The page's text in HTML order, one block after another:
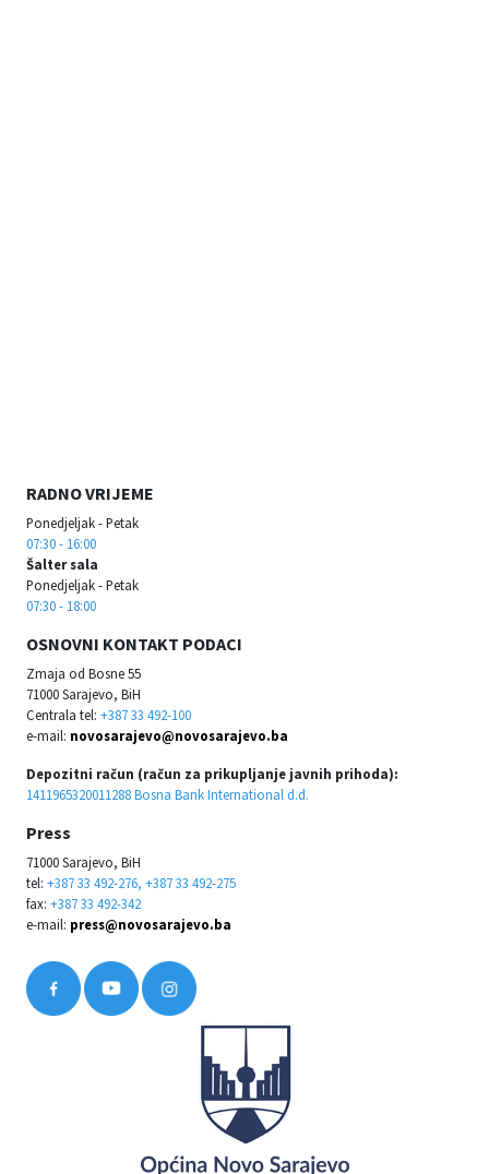
RADNO VRIJEME
Ponedjeljak - Petak
07:30 - 16:00
Šalter sala
Ponedjeljak - Petak
07:30 - 18:00
OSNOVNI KONTAKT PODACI
Zmaja od Bosne 55
71000 Sarajevo, BiH
Centrala tel: +387 33 492-100
e-mail: novosarajevo@novosarajevo.ba
Depozitni račun (račun za prikupljanje javnih prihoda):
1411965320011288 Bosna Bank International d.d.
Press
71000 Sarajevo, BiH
tel: +387 33 492-276, +387 33 492-275
fax: +387 33 492-342
e-mail: press@novosarajevo.ba